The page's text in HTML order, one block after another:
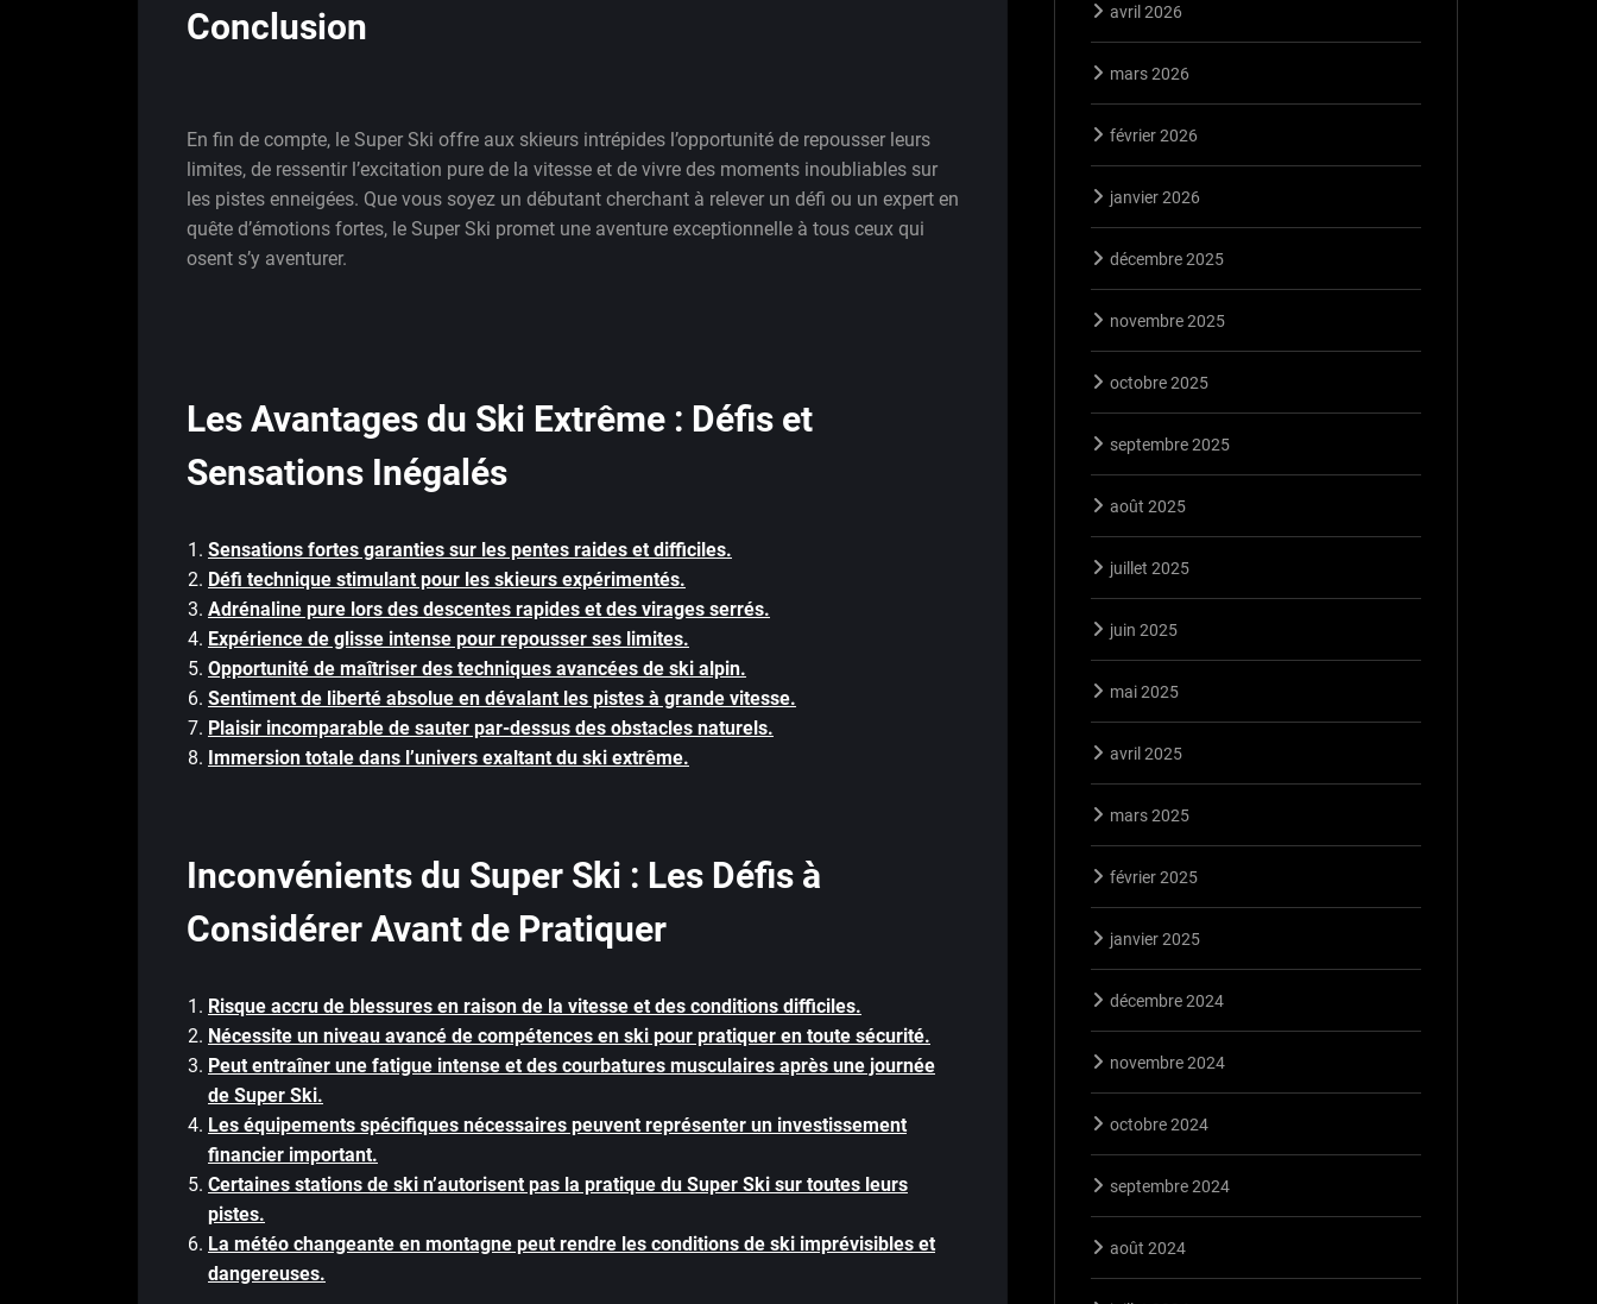
Conclusion
En fin de compte, le Super Ski offre aux skieurs intrépides l’opportunité de repousser leurs
limites, de ressentir l’excitation pure de la vitesse et de vivre des moments inoubliables sur
les pistes enneigées. Que vous soyez un débutant cherchant à relever un défi ou un expert en
quête d’émotions fortes, le Super Ski promet une aventure exceptionnelle à tous ceux qui
osent s’y aventurer.
Les Avantages du Ski Extrême : Défis et
Sensations Inégalés
Sensations fortes garanties sur les pentes raides et difficiles.
Défi technique stimulant pour les skieurs expérimentés.
Adrénaline pure lors des descentes rapides et des virages serrés.
Expérience de glisse intense pour repousser ses limites.
Opportunité de maîtriser des techniques avancées de ski alpin.
Sentiment de liberté absolue en dévalant les pistes à grande vitesse.
Plaisir incomparable de sauter par-dessus des obstacles naturels.
Immersion totale dans l’univers exaltant du ski extrême.
Inconvénients du Super Ski : Les Défis à
Considérer Avant de Pratiquer
Risque accru de blessures en raison de la vitesse et des conditions difficiles.
Nécessite un niveau avancé de compétences en ski pour pratiquer en toute sécurité.
Peut entraîner une fatigue intense et des courbatures musculaires après une journée
de Super Ski.
Les équipements spécifiques nécessaires peuvent représenter un investissement
financier important.
Certaines stations de ski n’autorisent pas la pratique du Super Ski sur toutes leurs
pistes.
La météo changeante en montagne peut rendre les conditions de ski imprévisibles et
dangereuses.
avril 2026
mars 2026
février 2026
janvier 2026
décembre 2025
novembre 2025
octobre 2025
septembre 2025
août 2025
juillet 2025
juin 2025
mai 2025
avril 2025
mars 2025
février 2025
janvier 2025
décembre 2024
novembre 2024
octobre 2024
septembre 2024
août 2024